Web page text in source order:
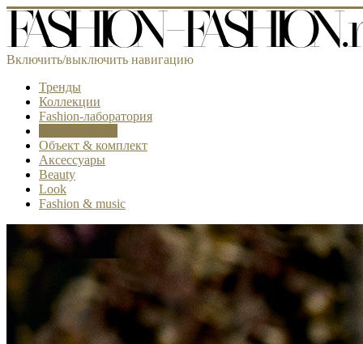
Включить/выключить навигацию
Тренды
Коллекции
Fashion-лаборатория
Объект & комплект
Аксессуары
Beauty
Look
Fashion & music